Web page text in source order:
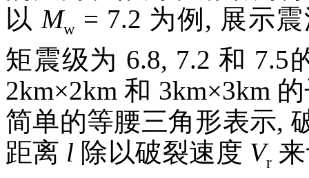
以Mw = 7.2 为例, 展示
矩震级为 6.8, 7.2 和 7.5
2km×2km 和 3km×3km
简单的等腰三角形表示,
距离 l 除以破裂速度 Vr